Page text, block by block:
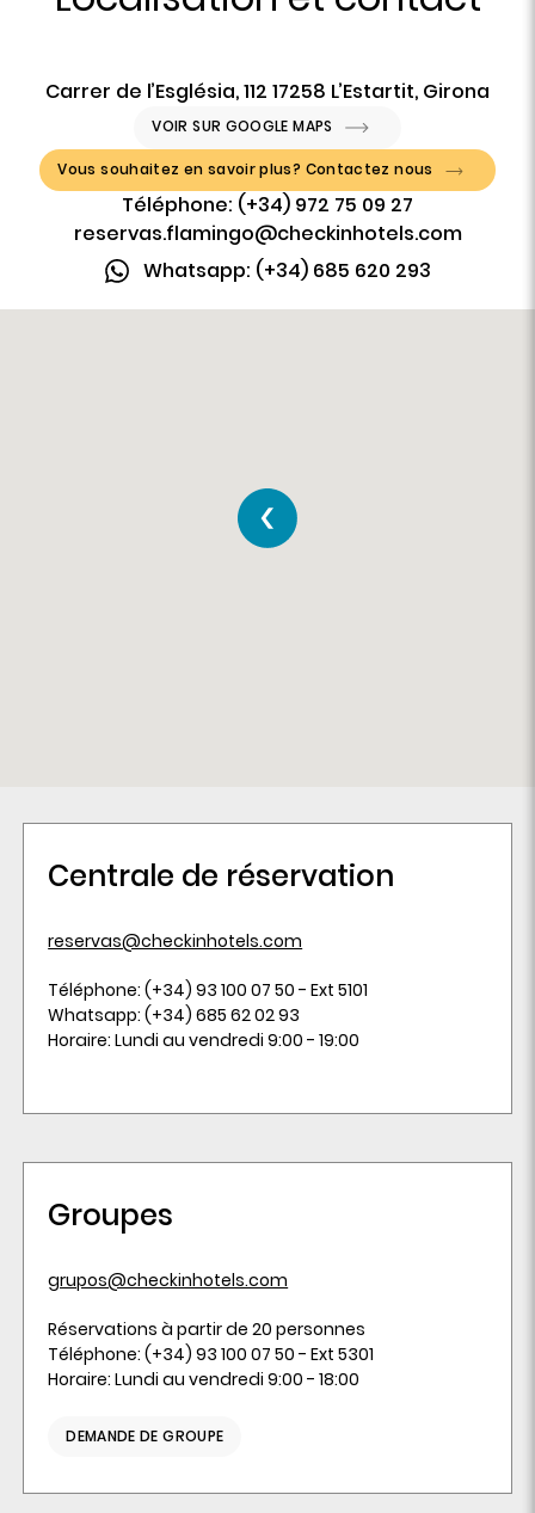
Carrer de l’Església, 112 17258 L’Estartit, Girona
VOIR SUR GOOGLE MAPS
Vous souhaitez en savoir plus? Contactez nous
Téléphone: (+34) 972 75 09 27
reservas.flamingo@checkinhotels.com
Whatsapp: (+34) 685 620 293
Centrale de réservation
reservas@checkinhotels.com
Téléphone: (+34) 93 100 07 50 - Ext 5101
Whatsapp: (+34) 685 62 02 93
Horaire: Lundi au vendredi 9:00 - 19:00
Groupes
grupos@checkinhotels.com
Réservations à partir de 20 personnes
Téléphone: (+34) 93 100 07 50 - Ext 5301
Horaire: Lundi au vendredi 9:00 - 18:00
DEMANDE DE GROUPE